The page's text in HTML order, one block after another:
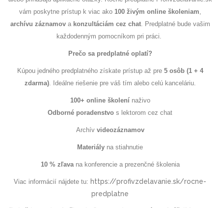
vám poskytne prístup k viac ako100 živým online školeniam
archívu záznamova konzultáciám cez chat. Predplatné bude vašim
každodenným pomocníkom pri práci.
Prečo sa predplatné oplatí?
Kúpou jedného predplatného získate prístup až pre 5 osôb (1 + 4
zdarma). Ideálne riešenie pre váš tím alebo celú kanceláriu.
100+ online školenínaživo
Odborné poradenstvo s lektorom cez chat
Archív videozáznamov
Materiály na stiahnutie
10 % zľavana konferencie a prezenčné školenia
Viac informácií nájdete tu: https://profivzdelavanie.sk/rocne-
predplatne